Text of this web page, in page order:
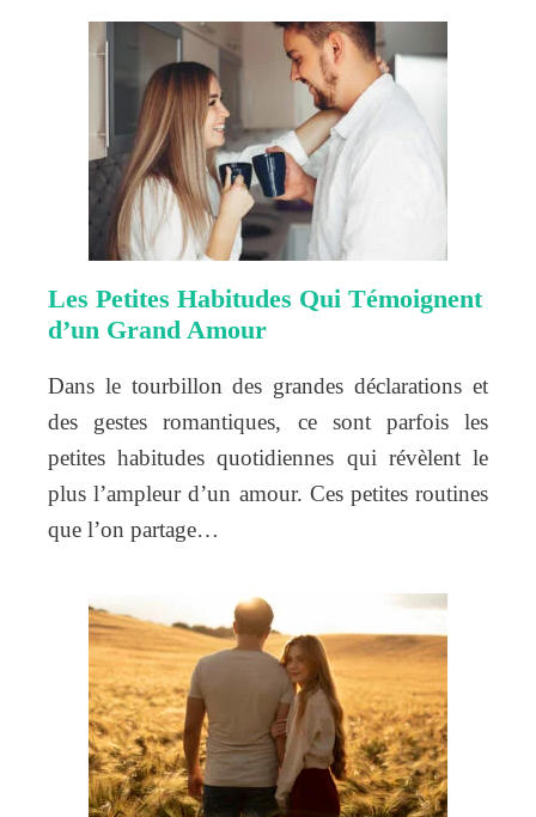
Les Petites Habitudes Qui Témoignent
d’un Grand Amour
Dans le tourbillon des grandes déclarations et
des gestes romantiques, ce sont parfois les
petites habitudes quotidiennes qui révèlent le
plus l’ampleur d’un amour. Ces petites routines
que l’on partage…